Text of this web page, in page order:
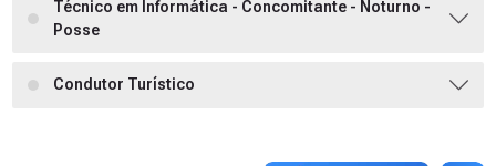
Técnico em Informática - Concomitante - Noturno -
Posse
Condutor Turístico